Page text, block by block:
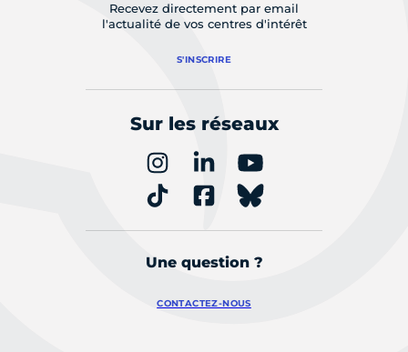
Recevez directement par email
l'actualité de vos centres d'intérêt
S'INSCRIRE
Sur les réseaux
Une question ?
CONTACTEZ-NOUS